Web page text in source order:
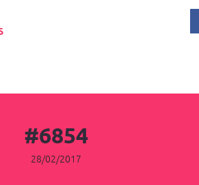
#6854
28/02/2017